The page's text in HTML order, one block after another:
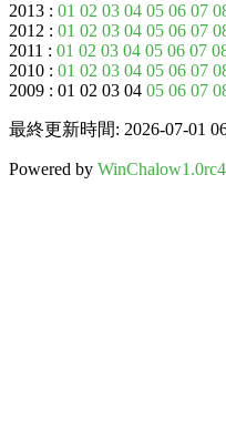
2013 : 01 02 03 04 05 06 07
2012 : 01 02 03 04 05 06 07
2011 : 01 02 03 04 05 06 07
2010 : 01 02 03 04 05 06 07
2009 : 01 02 03 04 05 06 07
最終更新時間: 2026-07-01
Powered by WinChalow1.0rc4